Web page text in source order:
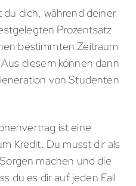
dich, während deiner
Prozentsatz
bestimmten Zeitraum
diesem können dann
von Studenten
ist eine
Kredit. Du musst dir als
machen und die
du es dir auf jeden Fall